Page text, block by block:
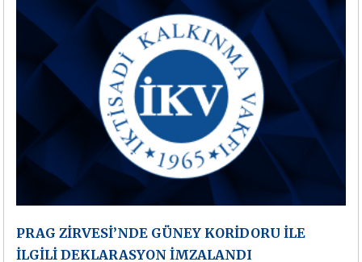
PRAG ZİRVESİ’NDE GÜNEY KORİDORU İLE
İLGİLİ DEKLARASYON İMZALANDI